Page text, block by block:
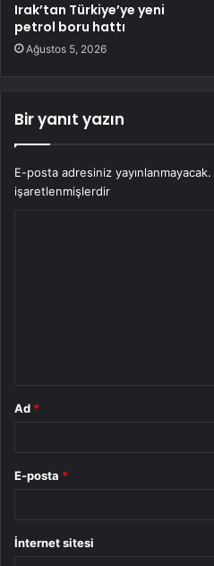
Irak’tan Türkiye’ye yeni
petrol boru hattı
Ağustos 5, 2026
Bir yanıt yazın
E-posta adresiniz yayınlanmayacak.
işaretlenmişlerdir
Ad *
E-posta *
İnternet sitesi